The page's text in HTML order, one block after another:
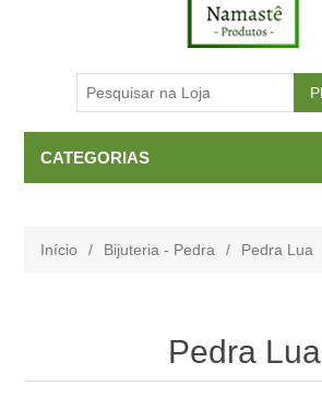
CATEGORIAS
Início / Bijuteria - Pedra / Pedra Lua
Pedra Lua